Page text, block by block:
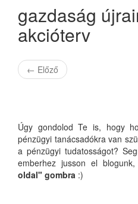
gazdaság
akcióterv
← Előző
Úgy gondolod Te is, hogy
pénzügyi tanácsadókra van
a pénzügyi tudatosságot?
emberhez jusson el
oldal" gombra :)